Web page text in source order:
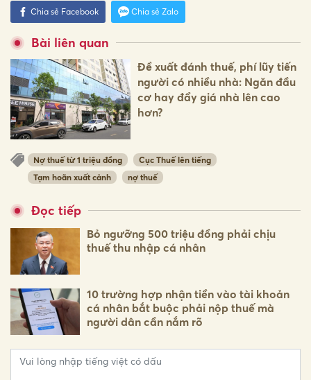
Chia sẻ Facebook Chia sẻ Zalo
Bài liên quan
Đề xuất đánh thuế, phí lũy tiến
người có nhiều nhà: Ngăn đầu
cơ hay đẩy giá nhà lên cao
hơn?
Nợ thuế từ 1 triệu đồng
Cục Thuế lên tiếng
Tạm hoãn xuất cảnh
nợ thuế
Đọc tiếp
Bỏ ngưỡng 500 triệu đồng phải chịu
thuế thu nhập cá nhân
10 trường hợp nhận tiền vào tài khoản
cá nhân bắt buộc phải nộp thuế mà
người dân cần nắm rõ